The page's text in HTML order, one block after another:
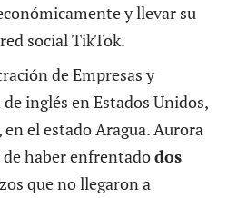
y llevar su
social TikTok.
de Empresas y
inglés en Estados Unidos,
el estado Aragua. Aurora
de haber enfrentadodos
que no llegaron a